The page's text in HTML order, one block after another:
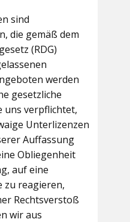
sind
die gemäß dem
(RDG)
werden
gesetzliche
uns verpflichtet,
Unterlizenzen
Auffassung
Obliegenheit
auf eine
zu reagieren,
Rechtsverstoß
wir aus